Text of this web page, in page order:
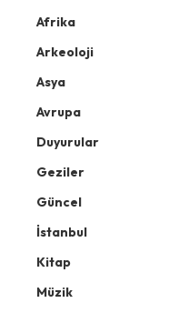
Afrika
Arkeoloji
Asya
Avrupa
Duyurular
Geziler
Güncel
İstanbul
Kitap
Müzik